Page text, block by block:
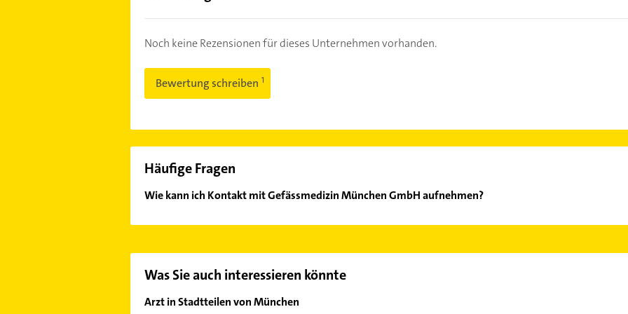
Noch keine Rezensionen für dieses Unternehmen vorhanden.
Bewertung schreiben
Häufige Fragen
Wie kann ich Kontakt mit Gefässmedizin München GmbH aufnehmen?
Was Sie auch interessieren könnte
Arzt in Stadtteilen von München